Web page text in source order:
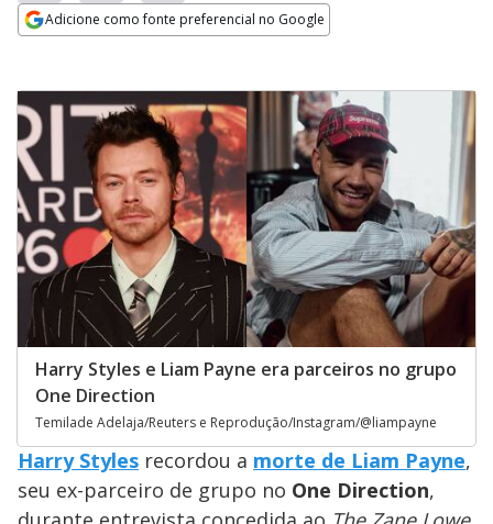
Adicione como fonte preferencial no Google
Harry Styles e Liam Payne era parceiros no grupo
One Direction
Temilade Adelaja/Reuters e Reprodução/Instagram/@liampayne
Harry Styles recordou a morte de Liam Payne,
seu ex-parceiro de grupo no One Direction,